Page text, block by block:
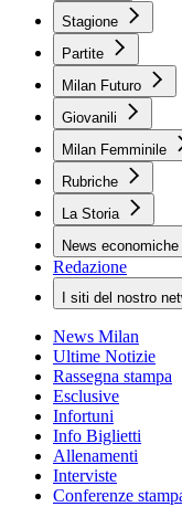
Stagione
Partite
Milan Futuro
Giovanili
Milan Femminile
Rubriche
La Storia
News
Redazione
I siti del nostro
News Milan
Ultime Notizie
Rassegna stampa
Esclusive
Infortuni
Info Biglietti
Allenamenti
Interviste
Conferenze